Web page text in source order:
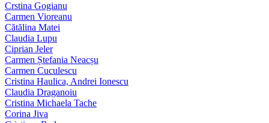
Crstina Gogianu
Carmen Vioreanu
Cătălina Matei
Claudia Lupu
Ciprian Jeler
Carmen Ștefania Neacșu
Carmen Cuculescu
Cristina Haulica, Andrei Ionescu
Claudia Draganoiu
Cristina Michaela Tache
Corina Jiva